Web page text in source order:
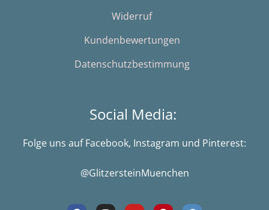
Widerruf
Kundenbewertungen
Datenschutzbestimmung
Social Media:
Folge uns auf Facebook, Instagram und Pinterest:
@GlitzersteinMuenchen